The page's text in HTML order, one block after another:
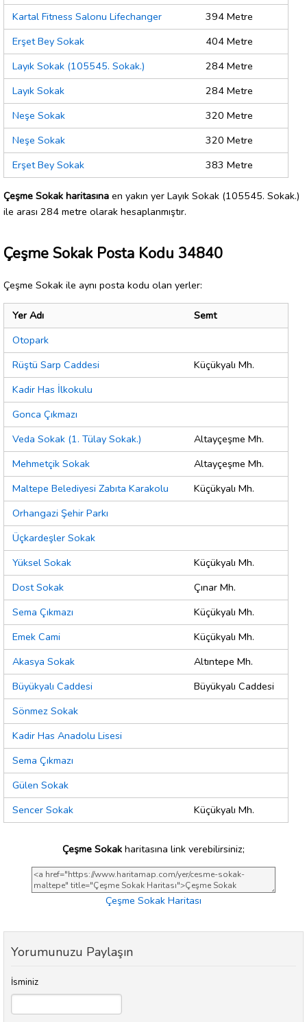
Kartal Fitness Salonu Lifechanger
394 Metre
Erşet Bey Sokak
404 Metre
Layık Sokak (105545. Sokak.)
284 Metre
Layık Sokak
284 Metre
Neşe Sokak
320 Metre
Neşe Sokak
320 Metre
Erşet Bey Sokak
383 Metre
Çeşme Sokak haritasına en yakın yer Layık Sokak (105545. Sokak.)
ile arası 284 metre olarak hesaplanmıştır.
Çeşme Sokak Posta Kodu 34840
Çeşme Sokak ile aynı posta kodu olan yerler:
Yer Adı
Semt
Otopark
Rüştü Sarp Caddesi
Küçükyalı Mh.
Kadir Has İlkokulu
Gonca Çıkmazı
Veda Sokak (1. Tülay Sokak.)
Altayçeşme Mh.
Mehmetçik Sokak
Altayçeşme Mh.
Maltepe Belediyesi Zabıta Karakolu
Küçükyalı Mh.
Orhangazi Şehir Parkı
Üçkardeşler Sokak
Yüksel Sokak
Küçükyalı Mh.
Dost Sokak
Çınar Mh.
Sema Çıkmazı
Küçükyalı Mh.
Emek Cami
Küçükyalı Mh.
Akasya Sokak
Altıntepe Mh.
Büyükyalı Caddesi
Büyükyalı Caddesi
Sönmez Sokak
Kadir Has Anadolu Lisesi
Sema Çıkmazı
Gülen Sokak
Sencer Sokak
Küçükyalı Mh.
Çeşme Sokak haritasına link verebilirsiniz;
Çeşme Sokak Haritası
Yorumunuzu Paylaşın
İsminiz